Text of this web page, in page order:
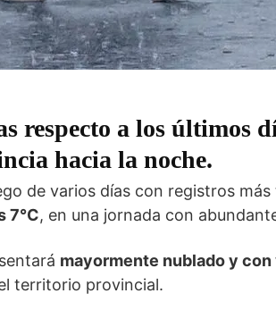
a los últimos
hacia la noche.
de varios días con registros
7°C, en una jornada con
mayormente nublado y
territorio provincial.